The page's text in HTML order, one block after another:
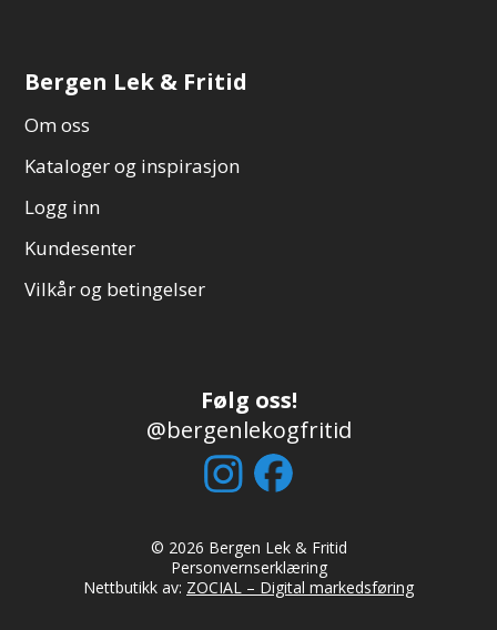
Bergen Lek & Fritid
Om oss
Kataloger og inspirasjon
Logg inn
Kundesenter
Vilkår og betingelser
Følg oss!
@bergenlekogfritid
© 2026 Bergen Lek & Fritid
Personvernserklæring
Nettbutikk av: ZOCIAL – Digital markedsføring